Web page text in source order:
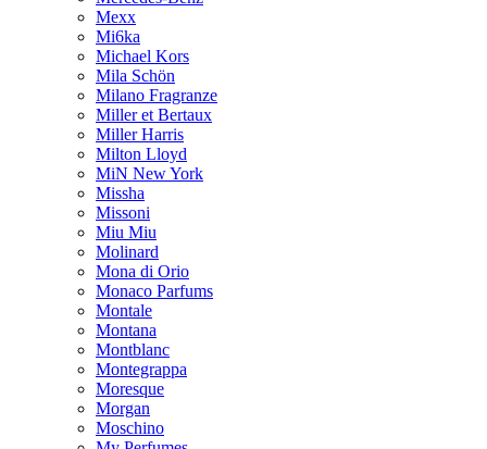
Mexx
Mi6ka
Michael Kors
Mila Schön
Milano Fragranze
Miller et Bertaux
Miller Harris
Milton Lloyd
MiN New York
Missha
Missoni
Miu Miu
Molinard
Mona di Orio
Monaco Parfums
Montale
Montana
Montblanc
Montegrappa
Moresque
Morgan
Moschino